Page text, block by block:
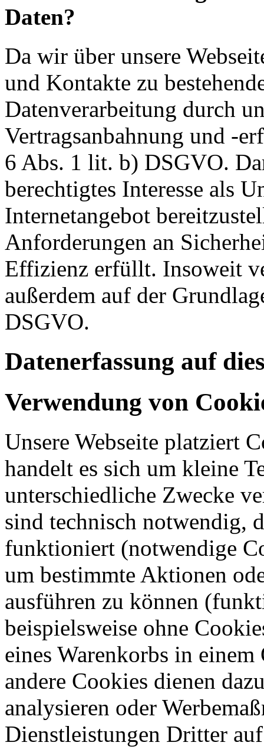
Daten?
Da wir über unsere
und Kontakte zu
Datenverarbeitung durch
Vertragsanbahnung und -
6 Abs. 1 lit. b) DSGVO.
berechtigtes Interesse als
Internetangebot
Anforderungen an
Effizienz erfüllt. Insoweit
außerdem auf der
DSGVO.
Datenerfassung auf
Verwendung von
Unsere Webseite platziert
handelt es sich um kleine
unterschiedliche Zwecke
sind technisch notwendig,
funktioniert (notwendige
um bestimmte Aktionen
ausführen zu können
beispielsweise ohne
eines Warenkorbs in
andere Cookies dienen
analysieren oder
Dienstleistungen Dritter